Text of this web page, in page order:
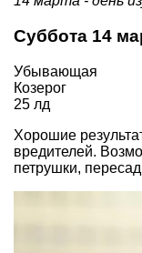
Суббота 14
Убывающая
Козерог
25 лд
Хорошие
вредителей.
петрушки,